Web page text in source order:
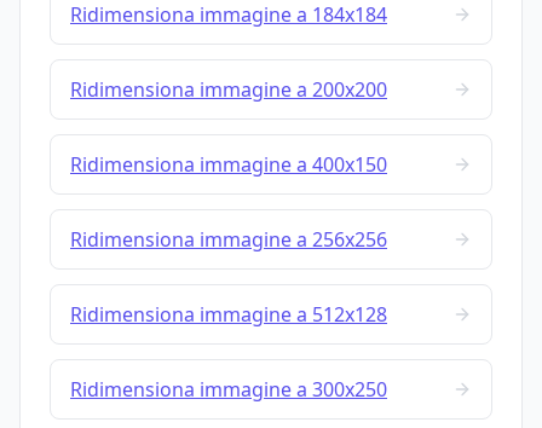
Ridimensiona immagine a 184x184
Ridimensiona immagine a 200x200
Ridimensiona immagine a 400x150
Ridimensiona immagine a 256x256
Ridimensiona immagine a 512x128
Ridimensiona immagine a 300x250